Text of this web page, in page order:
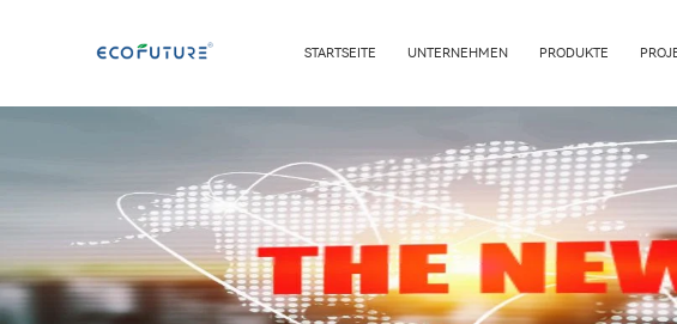
STARTSEITE UNTERNEHMEN PRODUKTE